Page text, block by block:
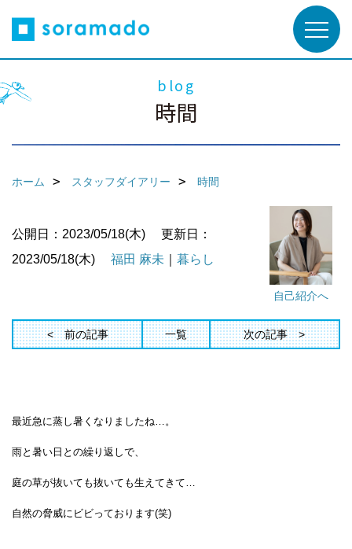
blog
時間
ホーム スタッフダイアリー 時間
自己紹介へ
公開日：2023/05/18(木)
更新日：
2023/05/18(木)
福田 麻未 暮らし
前の記事 一覧 次の記事
最近急に蒸し暑くなりましたね…。
雨と暑い日との繰り返しで、
庭の草が抜いても抜いても生えてきて…
自然の脅威にビビっております(笑)